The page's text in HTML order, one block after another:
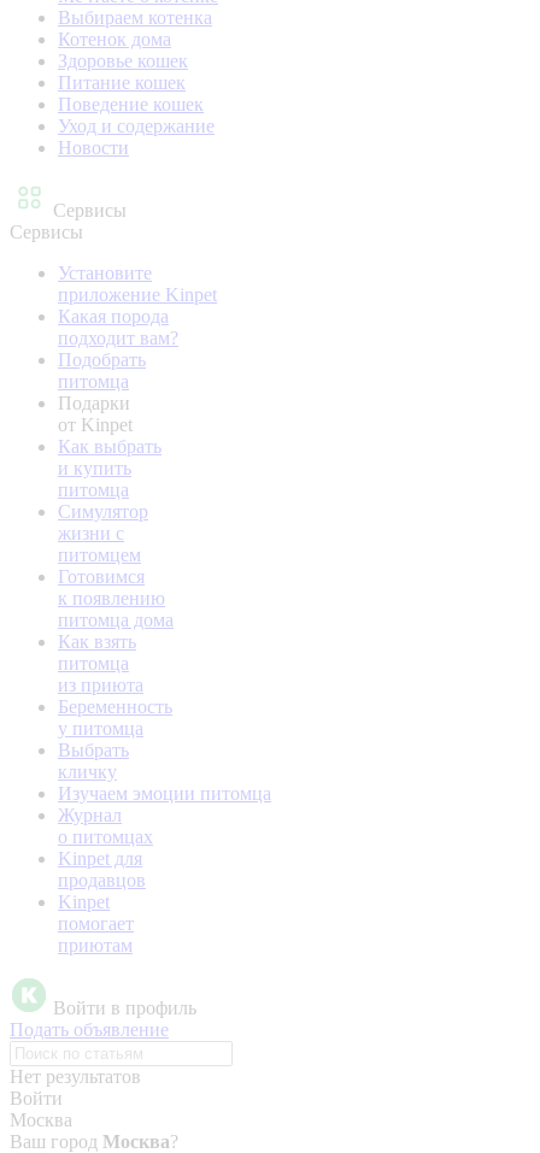
Выбираем котенка
Котенок дома
Здоровье кошек
Питание кошек
Поведение кошек
Уход и содержание
Новости
Сервисы
Сервисы
Установите
приложение Kinpet
Какая порода
подходит вам?
Подобрать
питомца
Подарки
от Kinpet
Как выбрать
и купить
питомца
Симулятор
жизни с
питомцем
Готовимся
к появлению
питомца дома
Как взять
питомца
из приюта
Беременность
у питомца
Выбрать
кличку
Изучаем эмоции питомца
Журнал
о питомцах
Kinpet для
продавцов
Kinpet
помогает
приютам
Войти в профиль
Подать объявление
Нет результатов
Войти
Москва
Ваш город Москва?